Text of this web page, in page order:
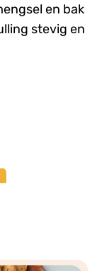
en bak
stevig en